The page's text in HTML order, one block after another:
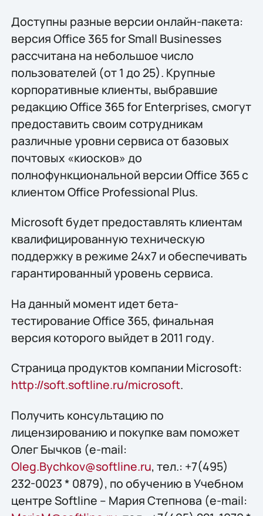
Доступны разные версии онлайн-пакета:
версия Office 365 for Small Businesses
рассчитана на небольшое число
пользователей (от 1 до 25). Крупные
корпоративные клиенты, выбравшие
редакцию Office 365 for Enterprises, смогут
предоставить своим сотрудникам
различные уровни сервиса от базовых
почтовых «киосков» до
полнофункциональной версии Office 365 с
клиентом Office Professional Plus.
Microsoft будет предоставлять клиентам
квалифицированную техническую
поддержку в режиме 24x7 и обеспечивать
гарантированный уровень сервиса.
На данный момент идет бета-
тестирование Office 365, финальная
версия которого выйдет в 2011 году.
Страница продуктов компании Microsoft:
http://soft.softline.ru/microsoft.
Получить конcультацию по
лицензированию и покупке вам поможет
Олег Бычков (e-mail:
Oleg.Bychkov@softline.ru, тел.: +7(495)
232-0023 * 0879), по обучению в Учебном
центре Softline – Мария Степнова (e-mail: